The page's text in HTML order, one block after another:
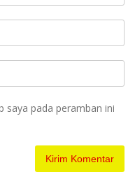
saya pada peramban ini